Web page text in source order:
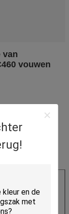
van
vouwen
gidsen;
te veranderen.